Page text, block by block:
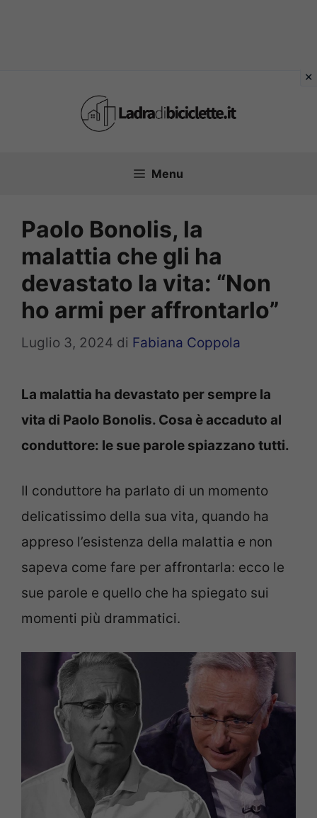
Menu
Paolo Bonolis, la
malattia che gli ha
devastato la vita: “Non
ho armi per affrontarlo”
Luglio 3, 2024 di Fabiana Coppola
La malattia ha devastato per sempre la
vita di Paolo Bonolis. Cosa è accaduto al
conduttore: le sue parole spiazzano tutti.
Il conduttore ha parlato di un momento
delicatissimo della sua vita, quando ha
appreso l’esistenza della malattia e non
sapeva come fare per affrontarla: ecco le
sue parole e quello che ha spiegato sui
momenti più drammatici.